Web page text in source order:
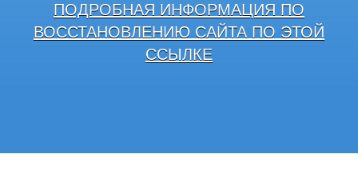
ПОДРОБНАЯ ИНФОРМАЦИЯ ПО
ВОССТАНОВЛЕНИЮ САЙТА ПО ЭТОЙ
ССЫЛКЕ